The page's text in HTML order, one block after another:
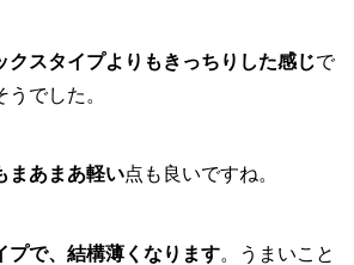
クスタイプよりもきっちりした感じで
でした。
まあまあ軽い点も良いですね。
プで、結構薄くなります。うまいこと